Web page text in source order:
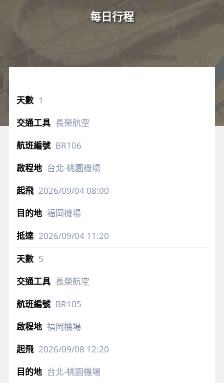
每日行程
1
長榮航空
BR106
台北-桃園機場
2026/09/0408:00
福岡機場
2026/09/0411:20
5
長榮航空
BR105
福岡機場
2026/09/08 12:20
台北-桃園機場